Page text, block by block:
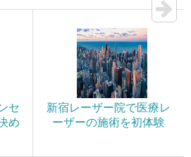
セ
め
新宿レーザー院で医療レ
ーザーの施術を初体験